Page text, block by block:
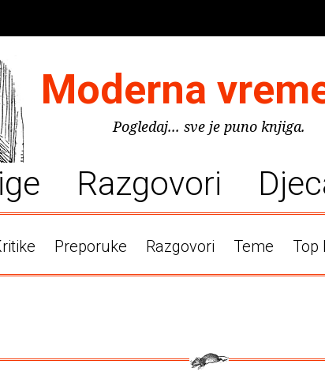
Moderna
Pogledaj... sve je puno knjiga.
Razgovori
Preporuke Razgovori Teme Top